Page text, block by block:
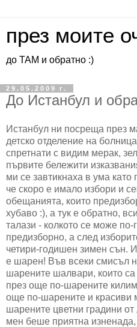
през моите
до ТАМ и обратно :)
29.05.2009 г.
До Истанбул и
Истанбул ни посреща през
детско отделение на
спретнати с видим мерак,
първите бележити
ми се завтикнаха в ума
че скоро е имало избори и
обещанията, които
хубаво :), а тук е обратно,
талази - колкото се може
предизборно, а след
четири-годишен зимен сън.
е шарен! Във всеки смисъл
шарените шалвари, които
през още по-шарените
още по-шарените и красиви
шарените цветни градини от
мен беше приятна